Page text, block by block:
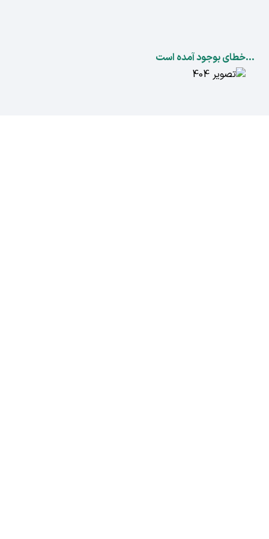
...خطای بوجود آمده است